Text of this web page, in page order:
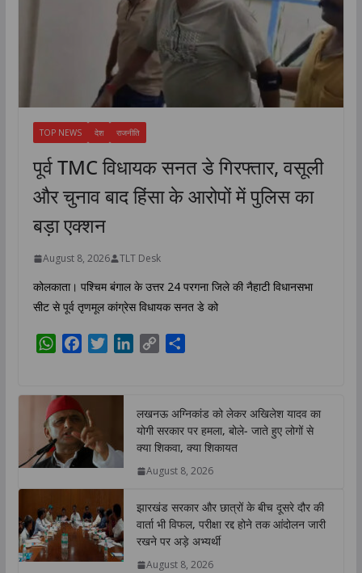
TOP NEWS देश राजनीति
पूर्व TMC विधायक सनत डे गिरफ्तार, वसूली
और चुनाव बाद हिंसा के आरोपों में पुलिस का
बड़ा एक्शन
August 8, 2026 TLT Desk
कोलकाता। पश्चिम बंगाल के उत्तर 24 परगना जिले की नैहाटी विधानसभा
सीट से पूर्व तृणमूल कांग्रेस विधायक सनत डे को
W
t
s
A
p
b
o
e
r
e
d
n
L
i
k
e
लखनऊ अग्निकांड को लेकर अखिलेश यादव का
योगी सरकार पर हमला, बोले- जाते हुए लोगों से
क्या शिकवा, क्या शिकायत
August 8, 2026
झारखंड सरकार और छात्रों के बीच दूसरे दौर की
वार्ता भी विफल, परीक्षा रद्द होने तक आंदोलन जारी
रखने पर अड़े अभ्यर्थी
August 8, 2026